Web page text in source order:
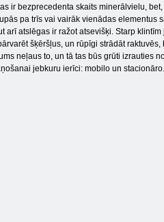
ir bezprecedenta skaits minerālvielu,
pa trīs vai vairāk vienādas elementus
atslēgas ir ražot atsevišķi. Starp
šķēršļus, un rūpīgi strādāt
neļaus to, un tā tas būs grūti izrauties
jebkuru ierīci: mobilo un